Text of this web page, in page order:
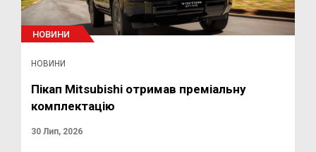
НОВИНИ
НОВИНИ
Пікап Mitsubishi отримав преміальну
комплектацію
30 Лип, 2026